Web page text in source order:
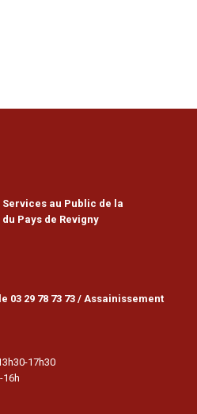
au Public de la
Pays de Revigny
03 29 78 73 73 / Assainissement
17h30
16h